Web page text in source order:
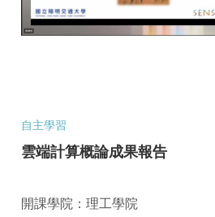
自主學習
雲端計算概論成果報告
開課學院：理工學院